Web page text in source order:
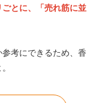
とに、「売れ筋に並
考にできるため、香